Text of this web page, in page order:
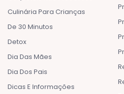
Culinária Para Crianças
De 30 Minutos
Detox
Dia Das Mães
Dia Dos Pais
Dicas E Informações